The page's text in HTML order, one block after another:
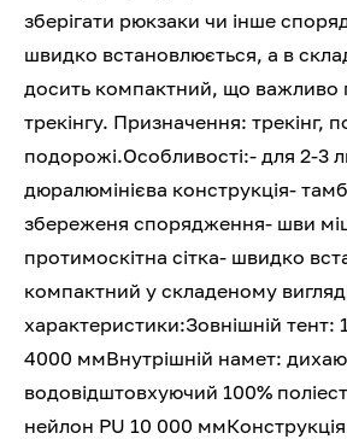
зберігати рюкзаки чи інше
швидко встановлюється, а в
досить компактний, що важливо
трекінгу. Призначення: трекінг,
подорожі.Особливості:- для 2-3
дюралюмінієва конструкція-
збереженя спорядження- шви
протимоскітна сітка- швидко
компактний у складеному вигляді
характеристики:Зовнішній тент:
4000 ммВнутрішній намет:
водовідштовхуючий 100%
нейлон PU 10 000